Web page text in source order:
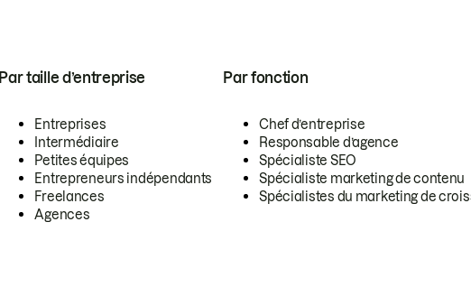
Par taille d’entreprise
Entreprises
Intermédiaire
Petites équipes
Entrepreneurs indépendants
Freelances
Agences
Par fonction
Chef d’entreprise
Responsable d’agence
Spécialiste SEO
Spécialiste marketing de contenu
Spécialistes du marketing de